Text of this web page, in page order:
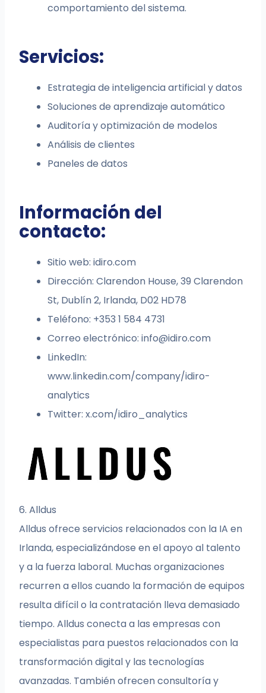
comportamiento del sistema.
Servicios:
Estrategia de inteligencia artificial y datos
Soluciones de aprendizaje automático
Auditoría y optimización de modelos
Análisis de clientes
Paneles de datos
Información del
contacto:
Sitio web: idiro.com
Dirección: Clarendon House, 39 Clarendon
St, Dublín 2, Irlanda, D02 HD78
Teléfono: +353 1 584 4731
Correo electrónico:info@idiro.com
LinkedIn:
www.linkedin.com/company/idiro-
analytics
Twitter: x.com/idiro_analytics
6. Alldus
Alldus ofrece servicios relacionados con la IA en
Irlanda, especializándose en el apoyo al talento
y a la fuerza laboral. Muchas organizaciones
recurren a ellos cuando la formación de equipos
resulta difícil o la contratación lleva demasiado
tiempo. Alldus conecta a las empresas con
especialistas para puestos relacionados con la
transformación digital y las tecnologías
avanzadas. También ofrecen consultoría y